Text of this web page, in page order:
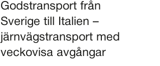
Godstransport från
Sverige till Italien –
järnvägstransport med
veckovisa avgångar